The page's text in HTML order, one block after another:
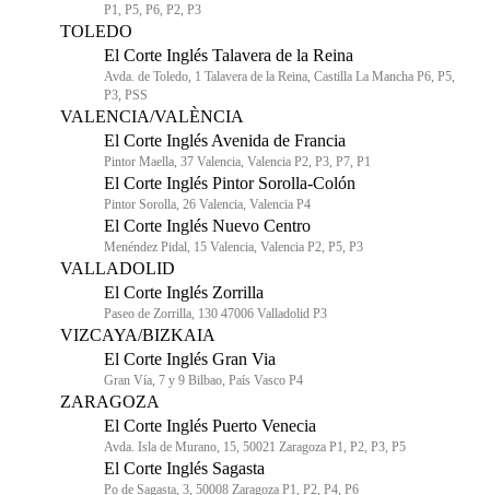
P1, P5, P6, P2, P3
TOLEDO
El Corte Inglés Talavera de la Reina
Avda. de Toledo, 1 Talavera de la Reina, Castilla La Mancha P6, P5,
P3, PSS
VALENCIA/VALÈNCIA
El Corte Inglés Avenida de Francia
Pintor Maella, 37 Valencia, Valencia P2, P3, P7, P1
El Corte Inglés Pintor Sorolla-Colón
Pintor Sorolla, 26 Valencia, Valencia P4
El Corte Inglés Nuevo Centro
Menéndez Pidal, 15 Valencia, Valencia P2, P5, P3
VALLADOLID
El Corte Inglés Zorrilla
Paseo de Zorrilla, 130 47006 Valladolid P3
VIZCAYA/BIZKAIA
El Corte Inglés Gran Via
Gran Vía, 7 y 9 Bilbao, País Vasco P4
ZARAGOZA
El Corte Inglés Puerto Venecia
Avda. Isla de Murano, 15, 50021 Zaragoza P1, P2, P3, P5
El Corte Inglés Sagasta
Po de Sagasta, 3, 50008 Zaragoza P1, P2, P4, P6